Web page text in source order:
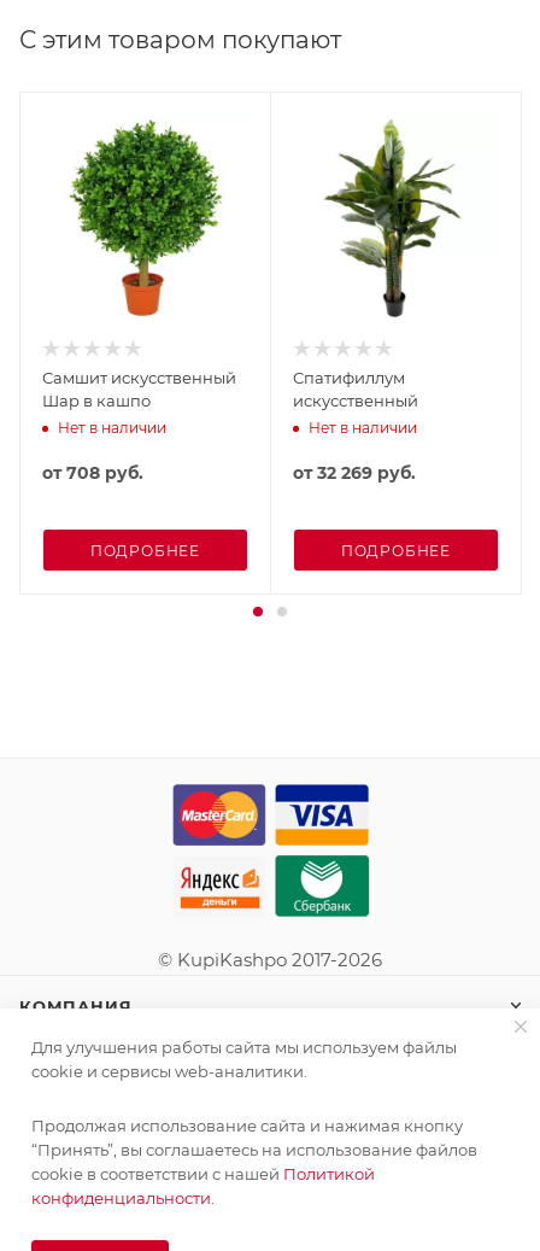
С этим товаром покупают
Самшит искусственный
Шар в кашпо
Нет в наличии
от708 руб.
ПОДРОБНЕЕ
Спатифиллум
искусственный
Нет в наличии
от32 269 руб.
ПОДРОБНЕЕ
© KupiKashpo 2017-2026
КОМПАНИЯ
ИНФОРМАЦИЯ
ПОМОЩЬ
ПОДПИСАТЬСЯ НА РАССЫЛКУ
Для улучшения работы сайта мы используем файлы
cookie и сервисы web-аналитики.
Продолжая использование сайта и нажимая кнопку
“Принять”, вы соглашаетесь на использование файлов
cookie в соответствии с нашей Политикой
конфиденциальности.